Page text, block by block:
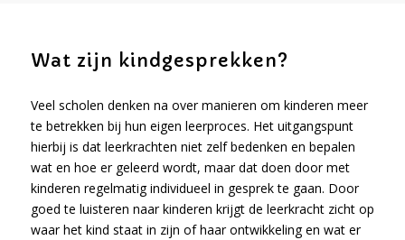
Wat zijn kindgesprekken?
Veel scholen denken na over manieren om kinderen meer
te betrekken bij hun eigen leerproces. Het uitgangspunt
hierbij is dat leerkrachten niet zelf bedenken en bepalen
wat en hoe er geleerd wordt, maar dat doen door met
kinderen regelmatig individueel in gesprek te gaan. Door
goed te luisteren naar kinderen krijgt de leerkracht zicht op
waar het kind staat in zijn of haar ontwikkeling en wat er